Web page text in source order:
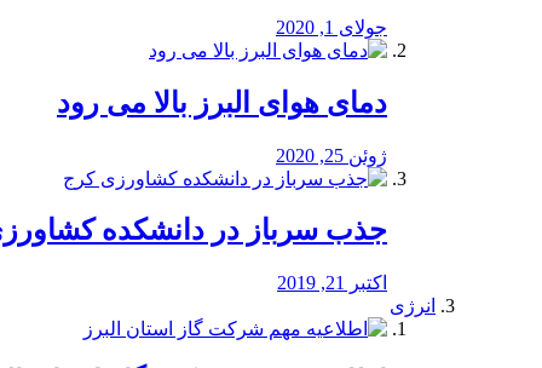
جولای 1, 2020
دمای هوای البرز بالا می رود
ژوئن 25, 2020
جذب سرباز در دانشکده
اکتبر 21, 2019
انرژی